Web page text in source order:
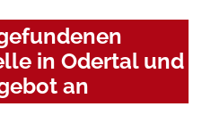
in Odertal und
an